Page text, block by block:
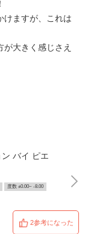
けますが、これは
大きく感じさえ
バイ ピエ
度数 ±0.00~ -8.00
2参考になった